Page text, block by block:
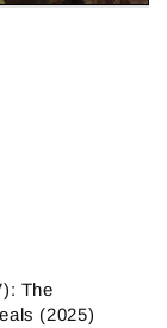
The
(2025)